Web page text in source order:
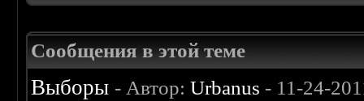
Сообщения в этой теме
Выборы - Автор:Urbanus - 11-24-